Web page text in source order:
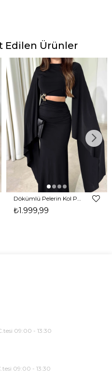
Edilen Ürünler
Dökümlü Pelerin Kol Pencere Detaylı Maxi Siyah Arlev Kadın Elbise 26Y511
₺1.999,99
09:00 - 13:30
09:00 - 13:30